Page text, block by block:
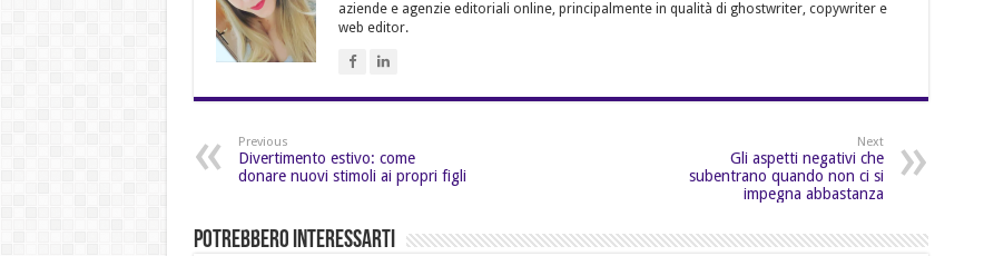
aziende e agenzie editoriali online, principalmente in qualità di ghostwriter, copywriter e
web editor.
Previous
Divertimento estivo: come
donare nuovi stimoli ai propri figli
Next
Gli aspetti negativi che
subentrano quando non ci si
impegna abbastanza
Potrebbero Interessarti